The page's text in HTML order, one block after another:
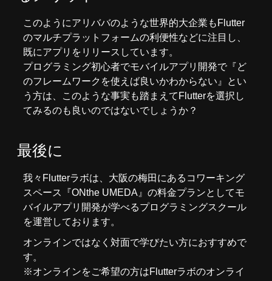
このようにアリババのような世界的大企業もFlutter
のマルチプラットフォームの利便性などに注目し、
既にアプリをリリースしています。
プログラミング初心者でモバイルアプリ開発で『ど
のフレームワークを使えば良いかわからない』とい
う方は、このような事実も踏まえてFlutterを選択し
てみるのも良いのではないでしょうか？
最後に
我々 Flutterラボは、大阪の梅田にあるコワーキング
スペース『ONthe UMEDA 』の料金プランとしてモ
バイルアプリ開発が学べるプログラミングスクール
を運営しております。
オンラインではなく対面で学びたい方におすすめで
す。
※オンラインをご希望の方はFlutterラボのオンライ